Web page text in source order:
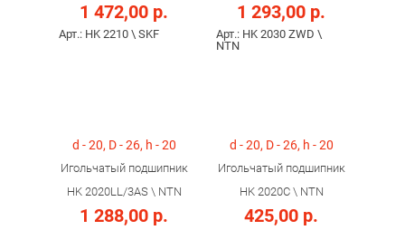
1 472,00 р.
Арт.: HK 2210 \ SKF
1 293,00 р.
Арт.: HK 2030 ZWD \
NTN
d - 20, D - 26, h - 20
Игольчатый подшипник
HK 2020LL/3AS \ NTN
1 288,00 р.
d - 20, D - 26, h - 20
Игольчатый подшипник
HK 2020C \ NTN
425,00 р.